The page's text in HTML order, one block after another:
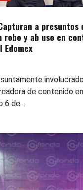
Capturan a
robo y ab uso en
de contenido
6 de…